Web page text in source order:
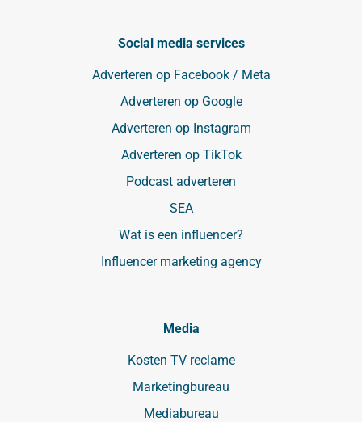
Social media services
Adverteren op Facebook / Meta
Adverteren op Google
Adverteren op Instagram
Adverteren op TikTok
Podcast adverteren
SEA
Wat is een influencer?
Influencer marketing agency
Media
Kosten TV reclame
Marketingbureau
Mediabureau